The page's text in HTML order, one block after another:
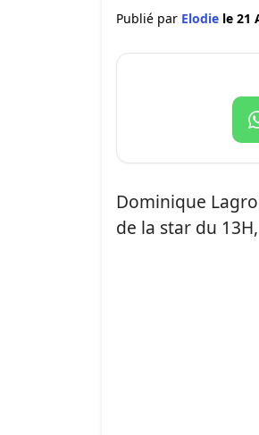
Publié par Elodie le 21
Dominique
de la star du